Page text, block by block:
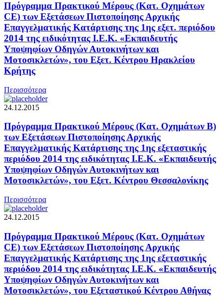
Πρόγραμμα Πρακτικού Μέρους (Κατ. Οχημάτων
CE) των Εξετάσεων Πιστοποίησης Αρχικής
Επαγγελματικής Κατάρτισης της 1ης εξετ. περιόδου
2014 της ειδικότητας Ι.Ε.Κ. «Εκπαιδευτής
Υποψηφίων Οδηγών Αυτοκινήτων και
Μοτοσικλετών», του Εξετ. Κέντρου Ηρακλείου
Κρήτης
Περισσότερα
24.12.2015
Πρόγραμμα Πρακτικού Μέρους (Κατ. Οχημάτων Β)
των Εξετάσεων Πιστοποίησης Αρχικής
Επαγγελματικής Κατάρτισης της 1ης εξεταστικής
περιόδου 2014 της ειδικότητας Ι.Ε.Κ. «Εκπαιδευτής
Υποψηφίων Οδηγών Αυτοκινήτων και
Μοτοσικλετών», του Εξετ. Κέντρου Θεσσαλονίκης
Περισσότερα
24.12.2015
Πρόγραμμα Πρακτικού Μέρους (Κατ. Οχημάτων
CE) των Εξετάσεων Πιστοποίησης Αρχικής
Επαγγελματικής Κατάρτισης της 1ης εξεταστικής
περιόδου 2014 της ειδικότητας Ι.Ε.Κ. «Εκπαιδευτής
Υποψηφίων Οδηγών Αυτοκινήτων και
Μοτοσικλετών», του Εξεταστικού Κέντρου Αθήνας